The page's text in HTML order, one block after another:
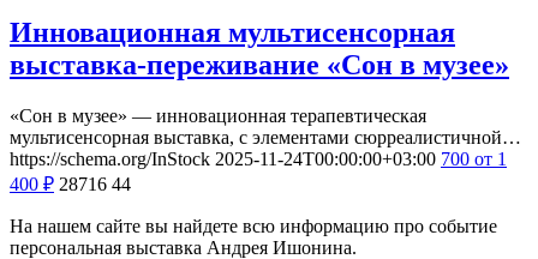
Инновационная мультисенсорная
выставка-переживание «Сон в музее»
«Сон в музее» — инновационная терапевтическая
мультисенсорная выставка, с элементами сюрреалистичной…
https://schema.org/InStock 2025-11-24T00:00:00+03:00 700 от 1
400 ₽ 28716 44
На нашем сайте вы найдете всю информацию про событие
персональная выставка Андрея Ишонина.